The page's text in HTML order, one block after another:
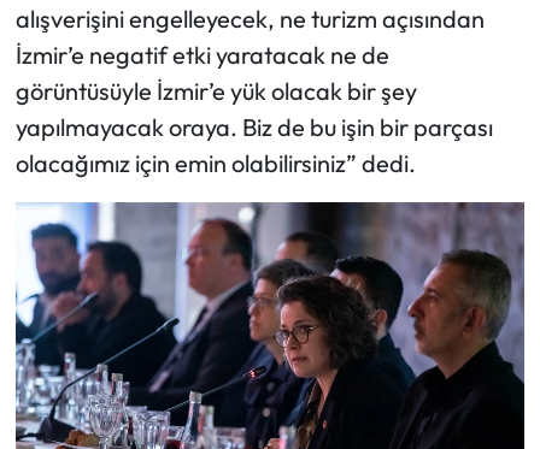
alışverişini engelleyecek, ne turizm açısından
İzmir’e negatif etki yaratacak ne de
görüntüsüyle İzmir’e yük olacak bir şey
yapılmayacak oraya. Biz de bu işin bir parçası
olacağımız için emin olabilirsiniz” dedi.